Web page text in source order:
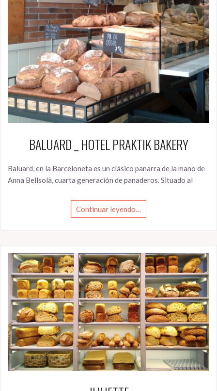
BALUARD _ HOTEL PRAKTIK BAKERY
Baluard, en la Barceloneta es un clásico panarra de la mano de
Anna Bellsolà, cuarta generación de panaderos. Situado al
Continuar leyendo…